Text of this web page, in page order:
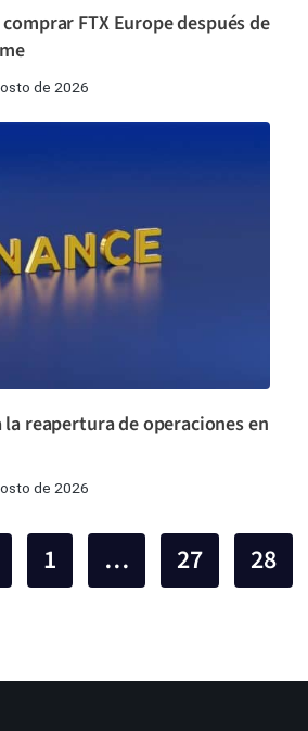
FTX Europe después de
de 2026
la reapertura de operaciones en
de 2026
1 … 27 28